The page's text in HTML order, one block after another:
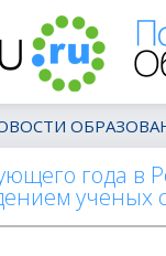
года в
ученых